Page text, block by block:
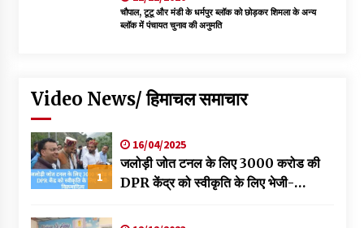
चौपाल, टूटू और मंडी के धर्मपुर ब्लॉक को छोड़कर शिमला के अन्य
ब्लॉक में पंचायत चुनाव की अनुमति
Video News/ हिमाचल समाचार
1
16/04/2025
जलोड़ी जोत टनल के लिए 3000 करोड की
DPR केंद्र को स्वीकृति के लिए भेजी-